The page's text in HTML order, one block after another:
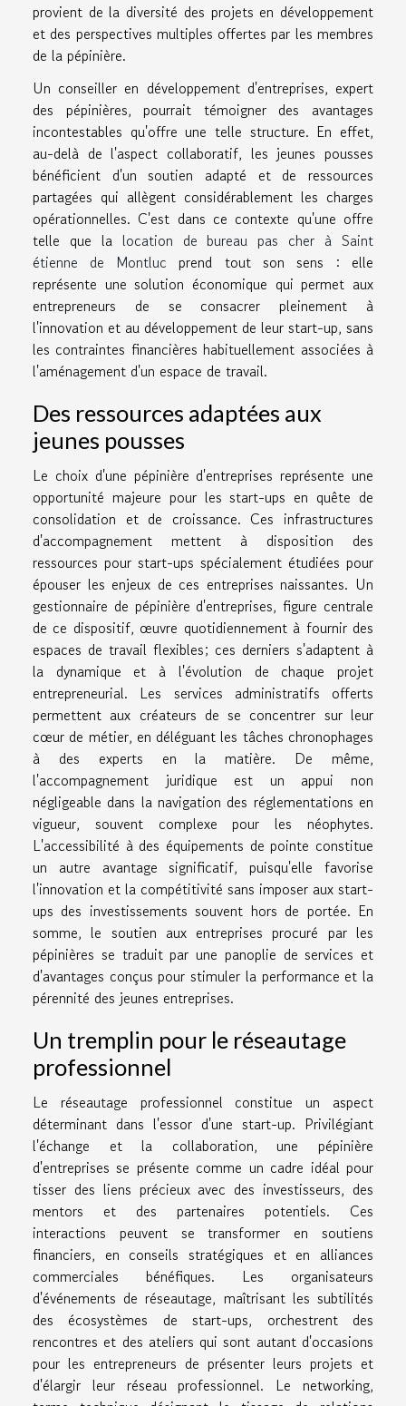
provient de la diversité des projets en développement
et des perspectives multiples offertes par les membres
de la pépinière.
Un conseiller en développement d'entreprises, expert
des pépinières, pourrait témoigner des avantages
incontestables qu'offre une telle structure. En effet,
au-delà de l'aspect collaboratif, les jeunes pousses
bénéficient d'un soutien adapté et de ressources
partagées qui allègent considérablement les charges
opérationnelles. C'est dans ce contexte qu'une offre
telle que la location de bureau pas cher à Saint
étienne de Montluc prend tout son sens : elle
représente une solution économique qui permet aux
entrepreneurs de se consacrer pleinement à
l'innovation et au développement de leur start-up, sans
les contraintes financières habituellement associées à
l'aménagement d'un espace de travail.
Des ressources adaptées aux
jeunes pousses
Le choix d'une pépinière d'entreprises représente une
opportunité majeure pour les start-ups en quête de
consolidation et de croissance. Ces infrastructures
d'accompagnement mettent à disposition des
ressources pour start-ups spécialement étudiées pour
épouser les enjeux de ces entreprises naissantes. Un
gestionnaire de pépinière d'entreprises, figure centrale
de ce dispositif, œuvre quotidiennement à fournir des
espaces de travail flexibles; ces derniers s'adaptent à
la dynamique et à l'évolution de chaque projet
entrepreneurial. Les services administratifs offerts
permettent aux créateurs de se concentrer sur leur
cœur de métier, en déléguant les tâches chronophages
à des experts en la matière. De même,
l'accompagnement juridique est un appui non
négligeable dans la navigation des réglementations en
vigueur, souvent complexe pour les néophytes.
L'accessibilité à des équipements de pointe constitue
un autre avantage significatif, puisqu'elle favorise
l'innovation et la compétitivité sans imposer aux start-
ups des investissements souvent hors de portée. En
somme, le soutien aux entreprises procuré par les
pépinières se traduit par une panoplie de services et
d'avantages conçus pour stimuler la performance et la
pérennité des jeunes entreprises.
Un tremplin pour le réseautage
professionnel
Le réseautage professionnel constitue un aspect
déterminant dans l'essor d'une start-up. Privilégiant
l'échange et la collaboration, une pépinière
d'entreprises se présente comme un cadre idéal pour
tisser des liens précieux avec des investisseurs, des
mentors et des partenaires potentiels. Ces
interactions peuvent se transformer en soutiens
financiers, en conseils stratégiques et en alliances
commerciales bénéfiques. Les organisateurs
d'événements de réseautage, maîtrisant les subtilités
des écosystèmes de start-ups, orchestrent des
rencontres et des ateliers qui sont autant d'occasions
pour les entrepreneurs de présenter leurs projets et
d'élargir leur réseau professionnel. Le networking,